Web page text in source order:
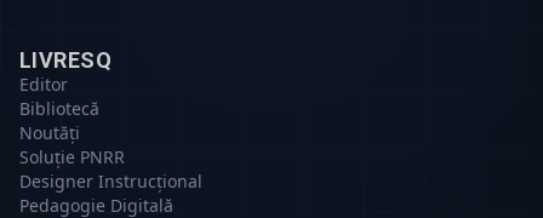
LIVRESQ
Editor
Bibliotecă
Noutăți
Soluție PNRR
Designer Instrucțional
Pedagogie Digitală